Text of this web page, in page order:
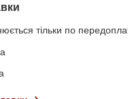
тільки по